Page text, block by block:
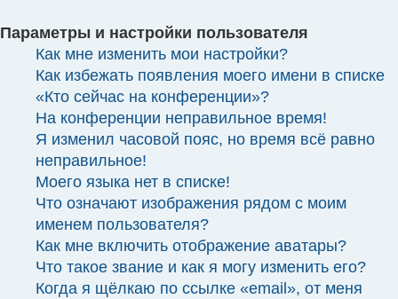
Параметры и настройки пользователя
Как мне изменить мои настройки?
Как избежать появления моего имени в списке
«Кто сейчас на конференции»?
На конференции неправильное время!
Я изменил часовой пояс, но время всё равно
неправильное!
Моего языка нет в списке!
Что означают изображения рядом с моим
именем пользователя?
Как мне включить отображение аватары?
Что такое звание и как я могу изменить его?
Когда я щёлкаю по ссылке «email», от меня